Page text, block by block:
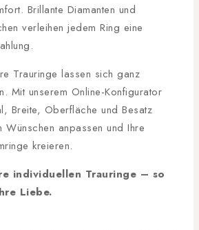
Brillante Diamanten und
verleihen jedem Ring eine
Trauringe lassen sich ganz
Mit unserem Online-Konfigurator
Breite, Oberfläche und Besatz
Wünschen anpassen und Ihre
kreieren.
individuellen Trauringe – so
Liebe.